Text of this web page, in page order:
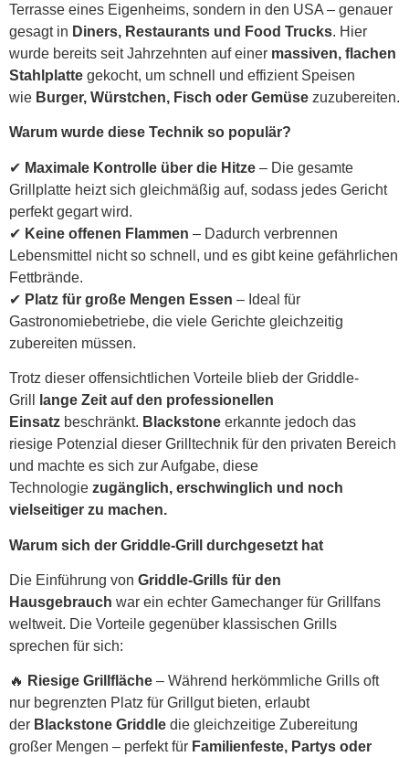
Terrasse eines Eigenheims, sondern in den USA – genauer
gesagt in Diners, Restaurants und Food Trucks. Hier
wurde bereits seit Jahrzehnten auf einer massiven, flachen
Stahlplatte gekocht, um schnell und effizient Speisen
wie Burger, Würstchen, Fisch oder Gemüse zuzubereiten.
Warum wurde diese Technik so populär?
✔ Maximale Kontrolle über die Hitze – Die gesamte
Grillplatte heizt sich gleichmäßig auf, sodass jedes Gericht
perfekt gegart wird.
✔ Keine offenen Flammen – Dadurch verbrennen
Lebensmittel nicht so schnell, und es gibt keine gefährlichen
Fettbrände.
✔ Platz für große Mengen Essen – Ideal für
Gastronomiebetriebe, die viele Gerichte gleichzeitig
zubereiten müssen.
Trotz dieser offensichtlichen Vorteile blieb der Griddle-
Grill
lange Zeit auf den professionellen
Einsatz beschränkt. Blackstone erkannte jedoch das
riesige Potenzial dieser Grilltechnik für den privaten Bereich
und machte es sich zur Aufgabe, diese
Technologie zugänglich, erschwinglich und noch
vielseitiger zu machen.
Warum sich der Griddle-Grill durchgesetzt hat
Die Einführung von Griddle-Grills für den
Hausgebrauch war ein echter Gamechanger für Grillfans
weltweit. Die Vorteile gegenüber klassischen Grills
sprechen für sich:
🔥 Riesige Grillfläche – Während herkömmliche Grills oft
nur begrenzten Platz für Grillgut bieten, erlaubt
der Blackstone Griddle die gleichzeitige Zubereitung
großer Mengen – perfekt für Familienfeste, Partys oder